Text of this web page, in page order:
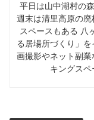
平日は山中湖村の
週末は清里高原の
スペースもある 八
る居場所づくり」
画撮影やネット副
キングスペ